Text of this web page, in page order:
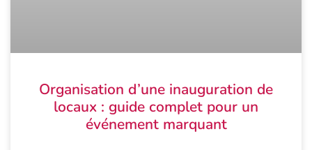
Organisation d’une inauguration de
locaux : guide complet pour un
événement marquant